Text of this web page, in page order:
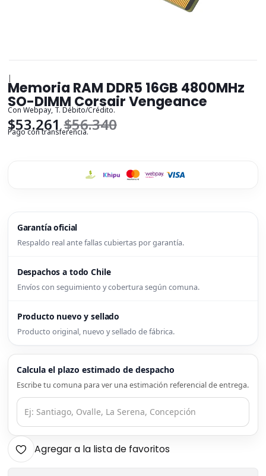
|
Memoria RAM DDR5 16GB 4800MHz
SO-DIMM Corsair Vengeance
Con Webpay, T. Débito/Crédito.
$53.261$56.340
Pago con transferencia.
Garantía oficial
Respaldo real ante fallas cubiertas por garantía.
Despachos a todo Chile
Envíos con seguimiento y cobertura según comuna.
Producto nuevo y sellado
Producto original, nuevo y sellado de fábrica.
Calcula el plazo estimado de despacho
Escribe tu comuna para ver una estimación referencial de entrega.
Agregar a la lista de favoritos